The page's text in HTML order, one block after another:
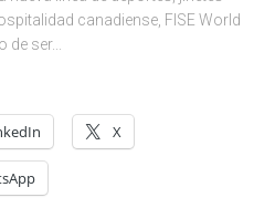
canadiense, FISE World
ser...
X